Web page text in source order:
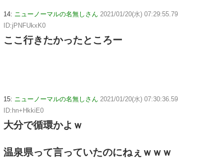
14: ニューノーマルの名無しさん 2021/01/20(水) 07:29:55.79
ID:jPNFUkxK0
ここ行きたかったところー
15: ニューノーマルの名無しさん 2021/01/20(水) 07:30:36.59
ID:hn+HkkiE0
大分で循環かよｗ
温泉県って言っていたのにねぇｗｗｗ